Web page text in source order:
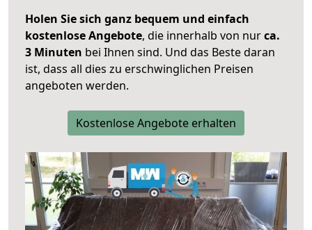
Holen Sie sich ganz bequem und einfach
kostenlose Angebote, die innerhalb von nurca.
3 Minuten bei Ihnen sind. Und das Beste daran
ist, dass all dies zu erschwinglichen Preisen
angeboten werden.
Kostenlose Angebote erhalten